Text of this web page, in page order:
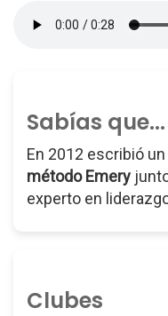
Sabías que...
En 2012 escribió un
método Emery
experto en
Clubes